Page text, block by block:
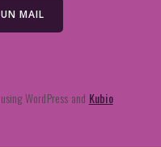
MAIL
WordPress and Kubio